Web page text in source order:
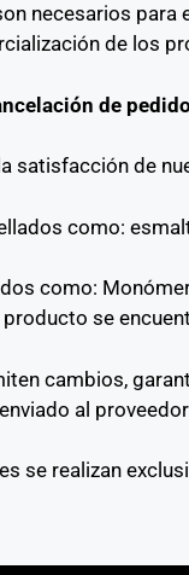
necesarios
de los
de
satisfacción de
como:
como:
se
cambios,
al
se realizan